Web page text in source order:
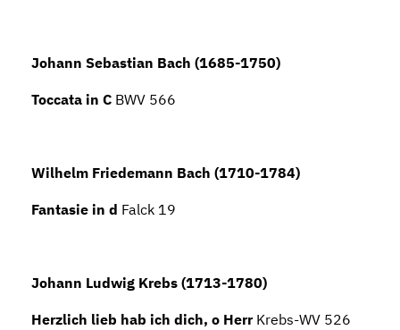
Johann Sebastian Bach (1685-1750)
Toccata in C BWV 566
Wilhelm Friedemann Bach (1710-1784)
Fantasie in d Falck 19
Johann Ludwig Krebs (1713-1780)
Herzlich lieb hab ich dich, o Herr Krebs-WV 526